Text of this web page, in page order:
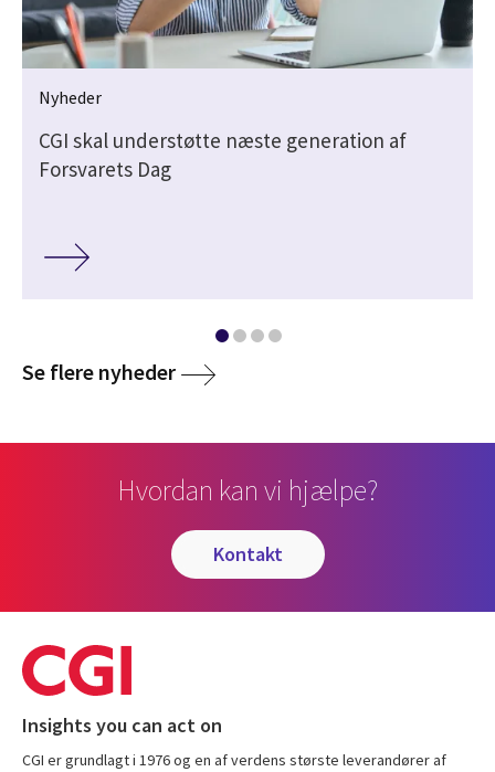
Nyheder
CGI skal understøtte næste generation af
Forsvarets Dag
Se flere nyheder
Hvordan kan vi hjælpe?
kontakt
Insights you can act on
CGI er grundlagt i 1976 og en af verdens største leverandører af